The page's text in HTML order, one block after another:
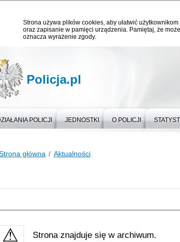
Strona używa plików cookies, aby ułatwić
oraz zapisanie w pamięci urządzenia. Pamiętaj, że
oznacza wyrażenie zgody.
Policja.pl
POLICJI JEDNOSTKI O POLICJI
główna Aktualności
Strona znajduje się w archiwum.